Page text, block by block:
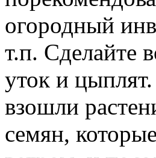
огородный
т.п. Сделайте
уток и
взошли
семян,